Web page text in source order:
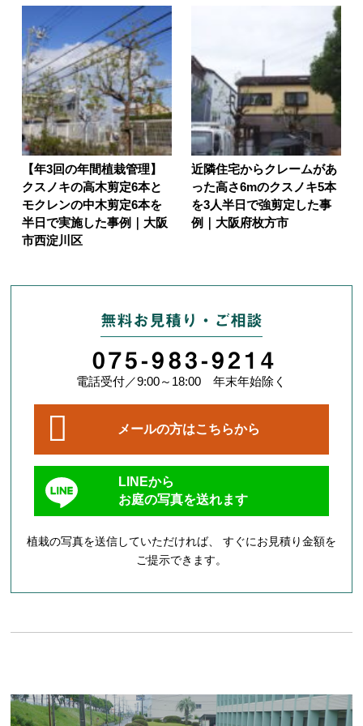
【年3回の年間植栽管理】
クスノキの高木剪定6本と
モクレンの中木剪定6本を
半日で実施した事例｜大阪
市西淀川区
近隣住宅からクレームがあ
った高さ6mのクスノキ5本
を3人半日で強剪定した事
例｜大阪府枚方市
無料お見積り・ご相談
075-983-9214
電話受付／9:00～18:00 年末年始除く
メールの方はこちらから
LINEから
お庭の写真を送れます
植栽の写真を送信していただければ、 すぐにお見積り金額を
ご提示できます。